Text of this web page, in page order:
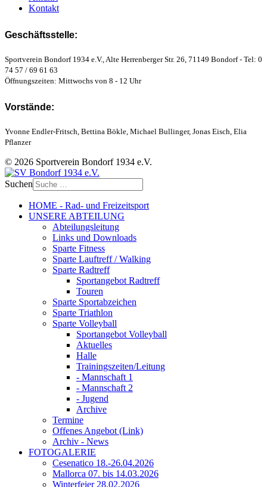
Kontakt
Geschäftsstelle:
Sportverein Bondorf 1934 e.V., Alte Herrenberger Str. 26, 71149 Bondorf - Tel: 0
74 57 / 69 61 63
Öffnungszeiten: Mittwochs von 8 - 12 Uhr
Vorstände:
Yvonne Endler-Fritsch, Bettina Bökle, Michael Bullinger, Jonas Eisch, Elia
Pflanzer
© 2026 Sportverein Bondorf 1934 e.V.
Suchen
HOME - Rad- und Freizeitsport
UNSERE ABTEILUNG
Abteilungsleitung
Links und Downloads
Sparte Fitness
Sparte Lauftreff / Walking
Sparte Radtreff
Sportangebot Radtreff
Touren
Sparte Sportabzeichen
Sparte Triathlon
Sparte Volleyball
Sportangebot Volleyball
Aktuelles
Halle
Trainingszeiten/Leitung
- Mannschaft 1
- Mannschaft 2
- Jugend
Archive
Termine
Offenes Angebot (Link)
Archiv - News
FOTOGALERIE
Cesenatico 18.-26.04.2026
Mallorca 07. bis 14.03.2026
Winterfeier 28.02.2026